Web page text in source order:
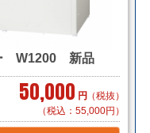
W1200 新品
50,000 円 （税抜）
（税込：55,000円）